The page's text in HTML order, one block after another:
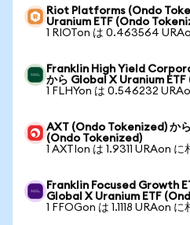
Riot Platforms (Ondo
Uranium ETF (Ondo
1 RIOTon は 0.463564
Franklin High Yield
から Global X Uranium
1 FLHYon は 0.546232
AXT (Ondo Tokenized) か
(Ondo Tokenized)
1 AXTIon は 1.9311 URAon に
Franklin Focused Growth
Global X Uranium ETF
1 FFOGon は 1.1118 URAon に